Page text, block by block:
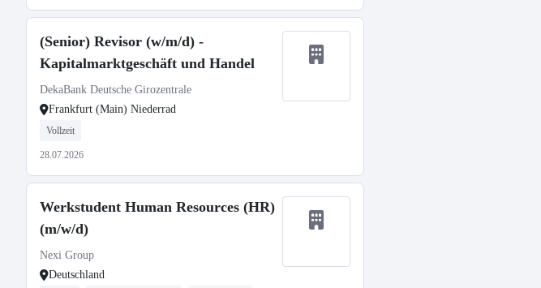
(Senior) Revisor (w/m/d) -
Kapitalmarktgeschäft und Handel
DekaBank Deutsche Girozentrale
Frankfurt (Main) Niederrad
Vollzeit
28.07.2026
Werkstudent Human Resources (HR)
(m/w/d)
Nexi Group
Deutschland